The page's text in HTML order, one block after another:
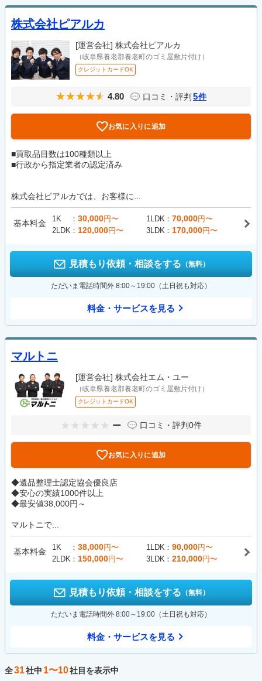
株式会社ピアルカ
[運営会社] 株式会社ピアルカ
（岐阜県養老郡養老町のゴミ屋敷片付け）
クレジットカードOK
4.80 口コミ・評判 5件
お気に入りに追加
■買取品目数は100種類以上
■行政から指定業者の認定済み
株式会社ピアルカでは、お客様に...
基本料金 1K 30,000円〜 1LDK 70,000円〜
2LDK
120,000円〜 3LDK 170,000円〜
見積もり依頼・相談をする （無料）
ただいま電話時間外 8:00～19:00（土日祝も対応）
料金・サービスを見る
マルトニ
[運営会社] 株式会社エム・ユー
（岐阜県養老郡養老町のゴミ屋敷片付け）
クレジットカードOK
ー 口コミ・評判0件
お気に入りに追加
◆遺品整理士認定協会優良店
◆安心の実績1000件以上
◆最安値38,000円～
マルトニで...
基本料金 1K 38,000円〜 1LDK 90,000円〜
2LDK
150,000円〜 3LDK 210,000円〜
見積もり依頼・相談をする （無料）
ただいま電話時間外 8:00～19:00（土日祝も対応）
料金・サービスを見る
全31社中 1〜10社目を表示中